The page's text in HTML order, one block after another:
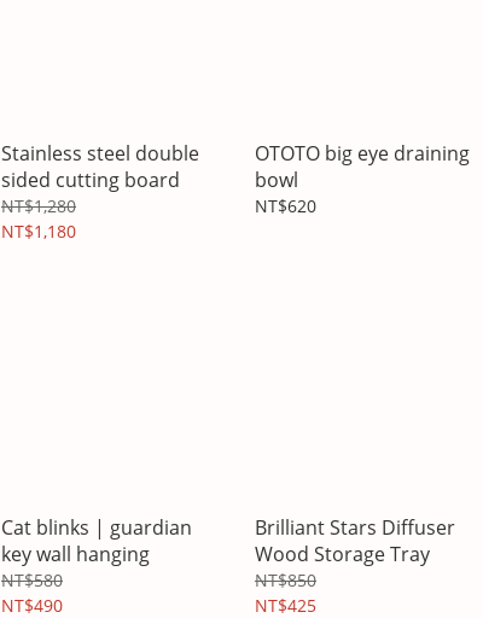
Stainless steel double
sided cutting board
NT$1,280
NT$1,180
OTOTO big eye draining
bowl
NT$620
Cat blinks | guardian
key wall hanging
NT$580
NT$490
Brilliant Stars Diffuser
Wood Storage Tray
NT$850
NT$425